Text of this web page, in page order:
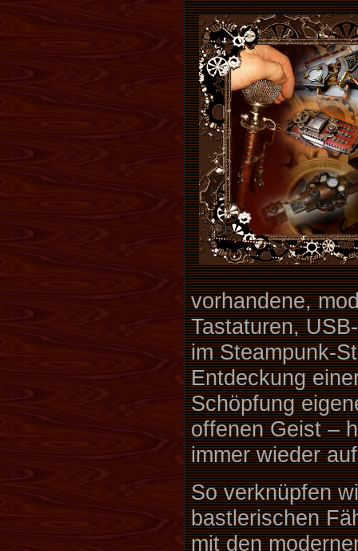
vorhandene,
Tastaturen,
im Steampunk-
Entdeckung
Schöpfung
offenen Geist –
immer wieder
So verknüpfen
bastlerischen
mit den